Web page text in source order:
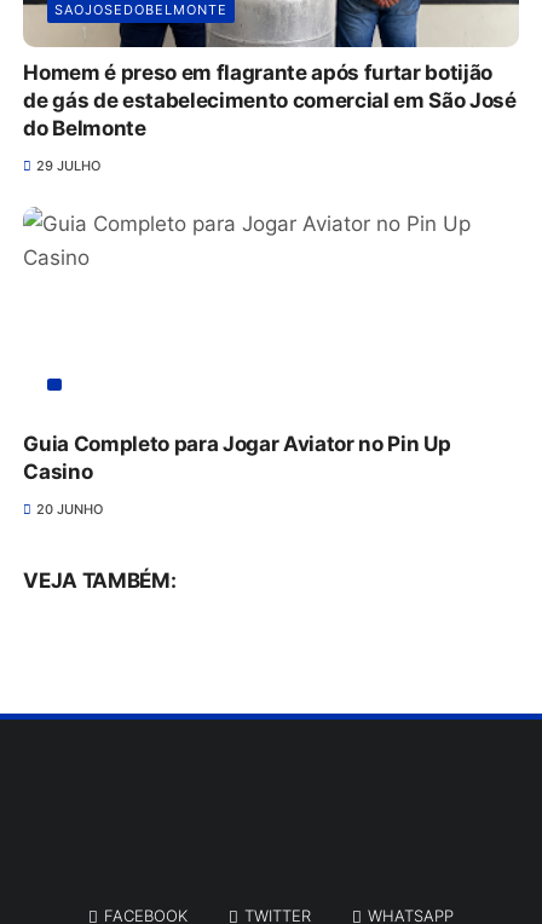
SAOJOSEDOBELMONTE
Homem é preso em flagrante após furtar botijão
de gás de estabelecimento comercial em São José
do Belmonte
29 JULHO
Guia Completo para Jogar Aviator no Pin Up
Casino
20 JUNHO
VEJA TAMBÉM:
FACEBOOK TWITTER WHATSAPP